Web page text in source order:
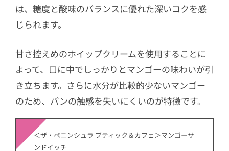
は、糖度と酸味のバランスに優れた深いコクを感
じられます。
甘さ控えめのホイップクリームを使用することに
よって、口に中でしっかりとマンゴーの味わいが引
き立ちます。さらに水分が比較的少ないマンゴー
のため、パンの触感を失いにくいのが特徴です。
＜ザ・ペニンシュラ ブティック＆カフェ＞マンゴーサ
ンドイッチ